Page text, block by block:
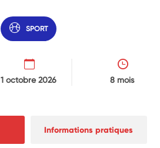
SPORT
1 octobre 2026 8 mois
Informations pratiques